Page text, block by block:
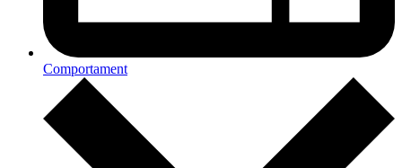
Comportament